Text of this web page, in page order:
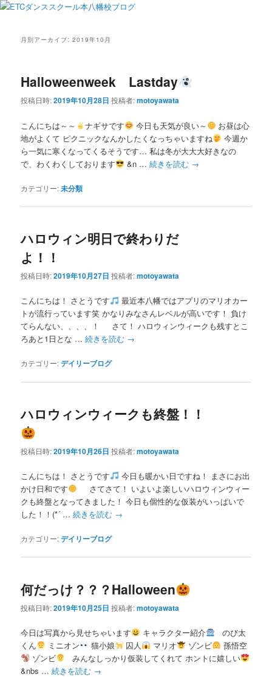
月別アーカイブ:2019年10月
Halloweenweek Lastday
投稿日時:2019年10月28日 投稿者:motoyawata
こんにちは～～ ナギサです 今日も天気が良い～
お昼は心
地がよくて ピクニックなんかしたくなっちゃいますね
今週か
ら一気に寒くなってくるそうです… 私は冬が大大大好きなの
で、わくわくしております
&n … 続きを読む →
カテゴリー:未分類
ハロウィン明日で終わりだ
よ！！
投稿日時:2019年10月27日 投稿者:motoyawata
こんにちは！ さとうです
最近本八幡ではアプリのマリオカー
トが流行っています笑 かなりみなさんレベルが高いです！ 負け
てらんない、、、、！ さて！ ハロウィンウィークも残すとこ
ろあと1日とな …続きを読む →
カテゴリー:デイリーブログ
ハロウィンウィークも終盤！！
投稿日時:2019年10月26日 投稿者:motoyawata
こんにちは！ さとうです
今日も暖かい日ですね！ まさにお出
かけ日和です
さてさて！ いよいよ楽しいハロウィンウィー
クも終盤となってきました！ 今日も個性的な仮装がいっぱいで
した！！(*´ …続きを読む →
カテゴリー:デイリーブログ
何だっけ？？？Halloween
投稿日時:2019年10月25日 投稿者:motoyawata
今日は写真から見せちゃいます キャラクター紹介
のび太
くん
ミニオン 猫小娘 囚人 マリオ ゾンビ
孫悟空
ゾンビ
みんなしっかり仮装してくれて ホントに嬉しい
&nbs …続きを読む →